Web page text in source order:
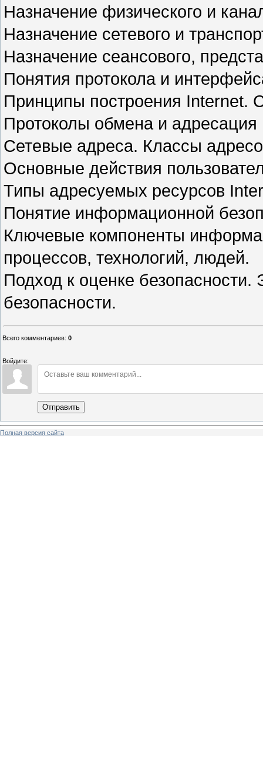
Назначение физического и
Назначение сетевого и
Назначение сеансового,
Понятия протокола и
Принципы построения Internet.
Протоколы обмена и адресация
Сетевые адреса. Классы
Основные действия
Типы адресуемых ресурсов
Понятие информационной
Ключевые компоненты
процессов, технологий, людей.
Подход к оценке
безопасности.
Всего комментариев: 0
Войдите:
Отправить
Полная версия сайта